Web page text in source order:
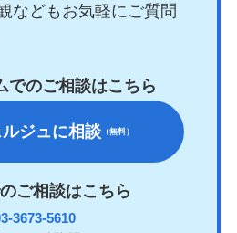
などもお気軽にご質問
でのご相談はこちら
ジュに相談（無料）
ご相談はこちら
3673-5610